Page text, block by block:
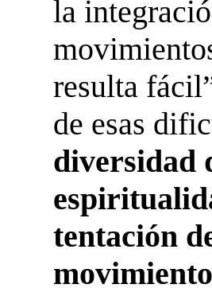
la
resulta
de esas
diversidad
tentación